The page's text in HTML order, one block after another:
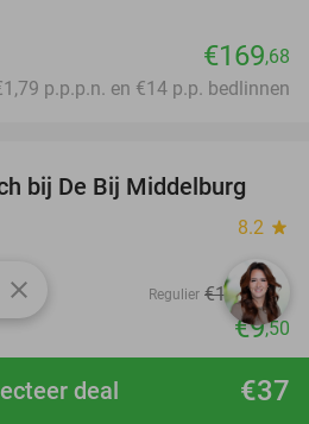
€37
deal
€169,68
p.p.p.n. en €14 p.p. bedlinnen
42%
bij De Bij Middelburg
8.2 star
Regulier €16,45
€9,50
favorite_border
close